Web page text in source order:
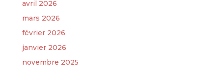
avril 2026
mars 2026
février 2026
janvier 2026
novembre 2025